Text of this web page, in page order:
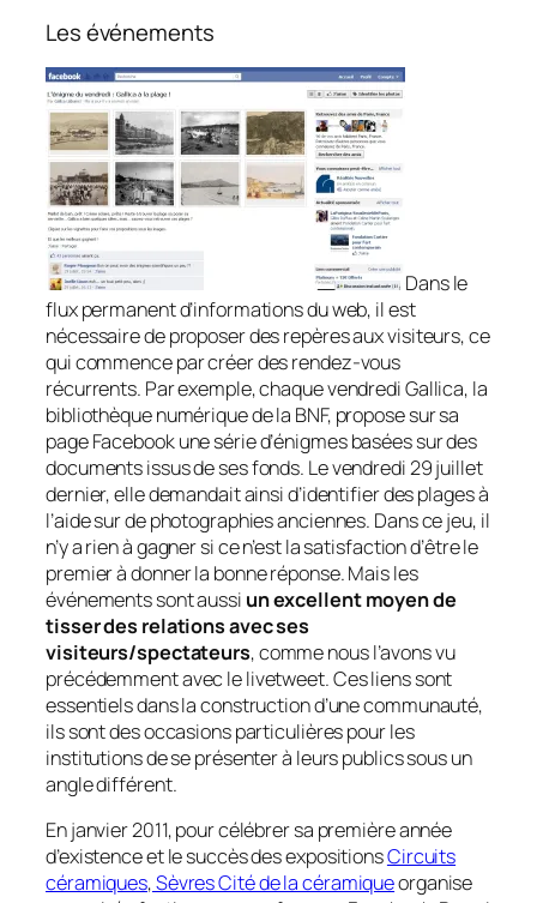
Les événements
Dans le
flux permanent d’informations du web, il est
nécessaire de proposer des repères aux visiteurs, ce
qui commence par créer des rendez-vous
récurrents. Par exemple, chaque vendredi Gallica, la
bibliothèque numérique de la BNF, propose sur sa
page Facebook une série d’énigmes basées sur des
documents issus de ses fonds. Le vendredi 29 juillet
dernier, elle demandait ainsi d’identifier des plages à
l’aide sur de photographies anciennes. Dans ce jeu, il
n’y a rien à gagner si ce n’est la satisfaction d’être le
premier à donner la bonne réponse. Mais les
événements sont aussi un excellent moyen de
tisser des relations avec ses
visiteurs/spectateurs, comme nous l’avons vu
précédemment avec le livetweet. Ces liens sont
essentiels dans la construction d’une communauté,
ils sont des occasions particulières pour les
institutions de se présenter à leurs publics sous un
angle différent.
En janvier 2011, pour célébrer sa première année
d’existence et le succès des expositionsCircuits
céramiques,Sèvres Cité de la céramiqueorganise